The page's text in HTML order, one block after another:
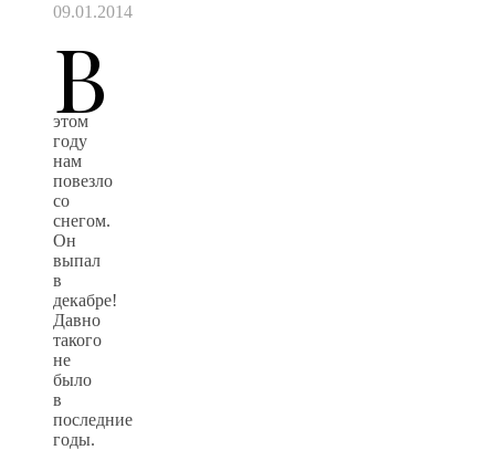
09.01.2014
В
этом
году
нам
повезло
со
снегом.
Он
выпал
в
декабре!
Давно
такого
не
было
в
последние
годы.